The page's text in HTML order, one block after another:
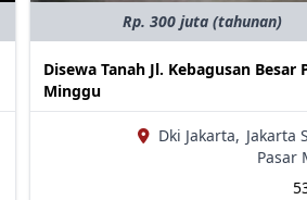
Rp. 300 juta (tahunan)
Disewa Tanah Jl. Kebagusan Besar
Minggu
Dki Jakarta, Jakarta
Pasar